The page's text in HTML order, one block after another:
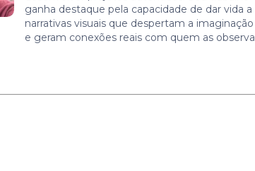
ganha destaque pela capacidade de dar vida a
narrativas visuais que despertam a imaginação
e geram conexões reais com quem as